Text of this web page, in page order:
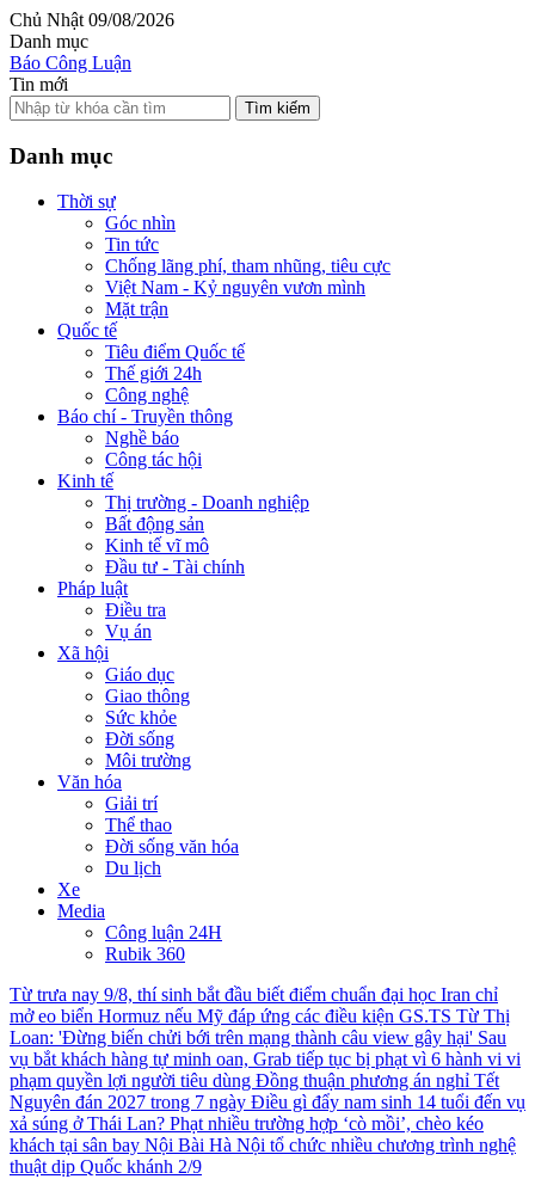
Chủ Nhật 09/08/2026
Danh mục
Báo Công Luận
Tin mới
Tìm kiếm
Danh mục
Thời sự
Góc nhìn
Tin tức
Chống lãng phí, tham nhũng, tiêu cực
Việt Nam - Kỷ nguyên vươn mình
Mặt trận
Quốc tế
Tiêu điểm Quốc tế
Thế giới 24h
Công nghệ
Báo chí - Truyền thông
Nghề báo
Công tác hội
Kinh tế
Thị trường - Doanh nghiệp
Bất động sản
Kinh tế vĩ mô
Đầu tư - Tài chính
Pháp luật
Điều tra
Vụ án
Xã hội
Giáo dục
Giao thông
Sức khỏe
Đời sống
Môi trường
Văn hóa
Giải trí
Thể thao
Đời sống văn hóa
Du lịch
Xe
Media
Công luận 24H
Rubik 360
Từ trưa nay 9/8, thí sinh bắt đầu biết điểm chuẩn đại học Iran chỉ
mở eo biển Hormuz nếu Mỹ đáp ứng các điều kiện GS.TS Từ Thị
Loan: 'Đừng biến chửi bới trên mạng thành câu view gây hại' Sau
vụ bắt khách hàng tự minh oan, Grab tiếp tục bị phạt vì 6 hành vi vi
phạm quyền lợi người tiêu dùng Đồng thuận phương án nghỉ Tết
Nguyên đán 2027 trong 7 ngày Điều gì đẩy nam sinh 14 tuổi đến vụ
xả súng ở Thái Lan? Phạt nhiều trường hợp ‘cò mồi’, chèo kéo
khách tại sân bay Nội Bài Hà Nội tổ chức nhiều chương trình nghệ
thuật dịp Quốc khánh 2/9